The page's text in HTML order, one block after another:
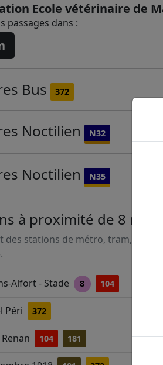
Ecole vétérinaire de
passages dans :
Bus 372
Noctilien N32
Noctilien N35
à proximité de 8 mai
des stations de métro, tram, RER
Alfort - Stade 8 104
Péri 372
104 181